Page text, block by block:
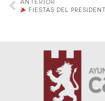
FIESTAS DEL PRESIDENTE 2025 – ACTIVIDADES DEL VIERNES